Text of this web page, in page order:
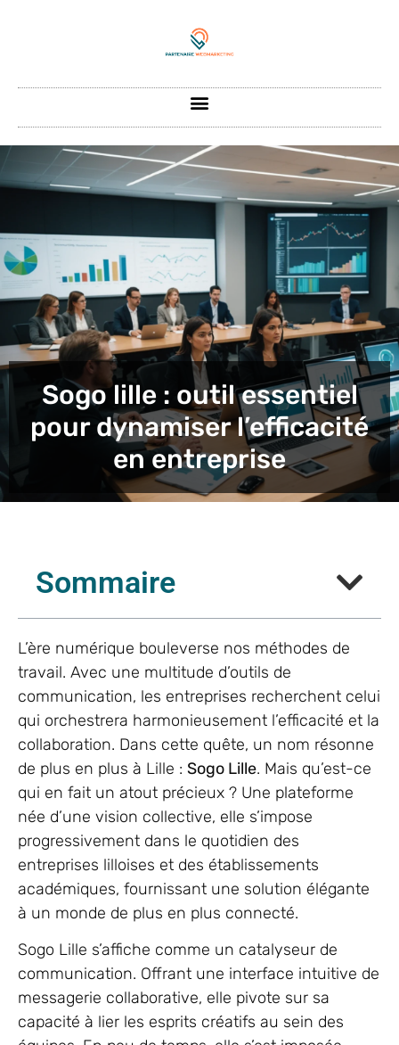
Sogo lille : outil essentiel
pour dynamiser l’efficacité
en entreprise
Sommaire
L’ère numérique bouleverse nos méthodes de
travail. Avec une multitude d’outils de
communication, les entreprises recherchent celui
qui orchestrera harmonieusement l’efficacité et la
collaboration. Dans cette quête, un nom résonne
de plus en plus à Lille : Sogo Lille. Mais qu’est-ce
qui en fait un atout précieux ? Une plateforme
née d’une vision collective, elle s’impose
progressivement dans le quotidien des
entreprises lilloises et des établissements
académiques, fournissant une solution élégante
à un monde de plus en plus connecté.
Sogo Lille s’affiche comme un catalyseur de
communication. Offrant une interface intuitive de
messagerie collaborative, elle pivote sur sa
capacité à lier les esprits créatifs au sein des